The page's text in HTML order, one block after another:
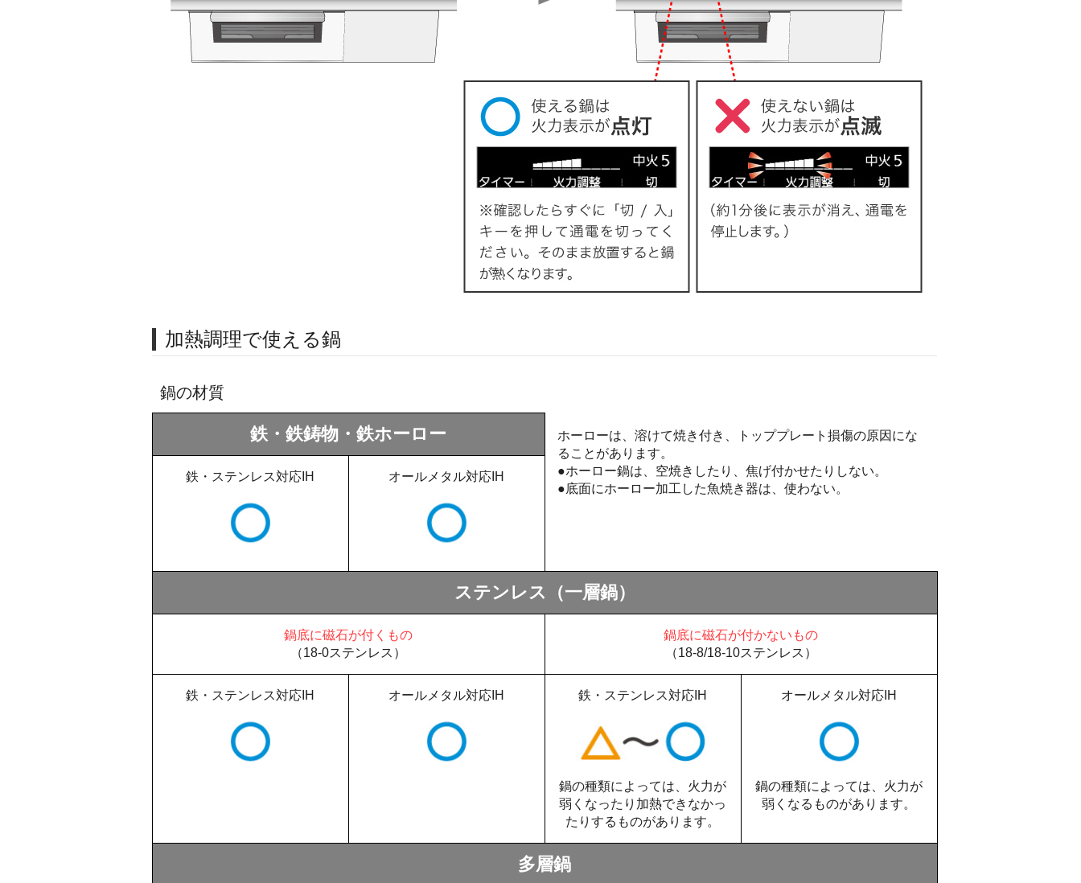
加熱調理で使える鍋
鍋の材質
鉄・鉄鋳物・鉄ホーロー
ホーローは、溶けて焼き付き、トッププレート損傷の原因にな
ることがあります。
●ホーロー鍋は、空焼きしたり、焦げ付かせたりしない。
●底面にホーロー加工した魚焼き器は、使わない。
鉄・ステンレス対応IH オールメタル対応IH
ステンレス（一層鍋）
鍋底に磁石が付くもの
（18-0ステンレス）
鍋底に磁石が付かないもの
（18-8/18-10ステンレス）
鉄・ステンレス対応IH オールメタル対応IH 鉄・ステンレス対応IH
鍋の種類によっては、火力が
弱くなったり加熱できなかっ
たりするものがあります。
オールメタル対応IH
鍋の種類によっては、火力が
弱くなるものがあります。
多層鍋